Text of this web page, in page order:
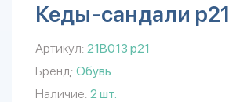
Кеды-сандали р21
Артикул: 21B013 р21
Бренд: Обувь
Наличие: 2 шт.